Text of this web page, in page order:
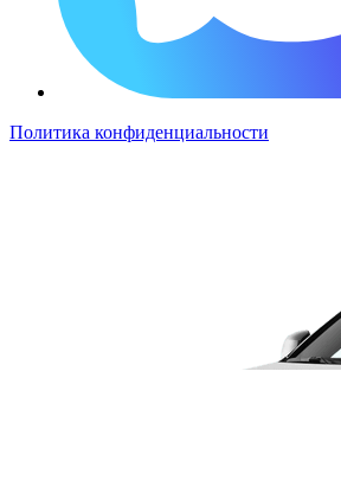
Политика конфиденциальности